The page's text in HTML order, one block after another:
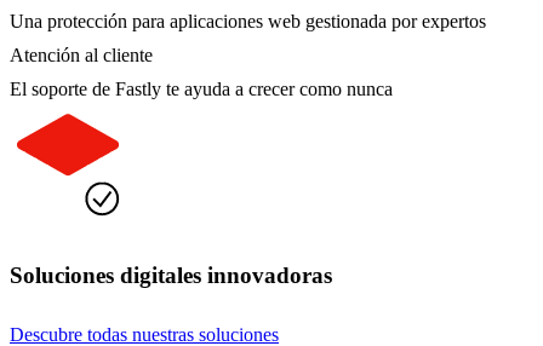
Una protección para aplicaciones web gestionada por expertos
Atención al cliente
El soporte de Fastly te ayuda a crecer como nunca
Soluciones digitales innovadoras
Descubre todas nuestras soluciones